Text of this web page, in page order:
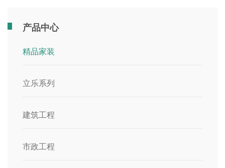
产品中心
精品家装
立乐系列
建筑工程
市政工程